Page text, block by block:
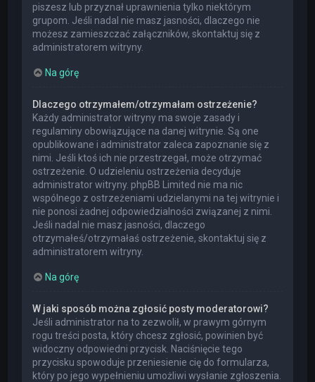
piszesz lub przyznał uprawnienia tylko niektórym
grupom. Jeśli nadal nie masz jasności, dlaczego nie
możesz zamieszczać załączników, skontaktuj się z
administratorem witryny.
Na górę
Dlaczego otrzymałem/otrzymałam ostrzeżenie?
Każdy administrator witryny ma swoje zasady i
regulaminy obowiązujące na danej witrynie. Są one
opublikowane i administrator zaleca zapoznanie się z
nimi. Jeśli ktoś ich nie przestrzegał, może otrzymać
ostrzeżenie. O udzieleniu ostrzeżenia decyduje
administrator witryny. phpBB Limited nie ma nic
wspólnego z ostrzeżeniami udzielanymi na tej witrynie i
nie ponosi żadnej odpowiedzialności związanej z nimi.
Jeśli nadal nie masz jasności, dlaczego
otrzymałeś/otrzymałaś ostrzeżenie, skontaktuj się z
administratorem witryny.
Na górę
W jaki sposób można zgłosić posty moderatorowi?
Jeśli administrator na to zezwolił, w prawym górnym
rogu treści posta, który chcesz zgłosić, powinien być
widoczny odpowiedni przycisk. Naciśnięcie tego
przycisku spowoduje przeniesienie cię do formularza,
który po jego wypełnieniu umożliwi wysłanie zgłoszenia.